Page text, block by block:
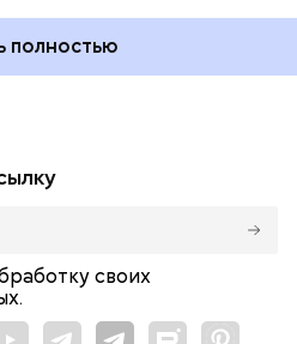
полностью
своих